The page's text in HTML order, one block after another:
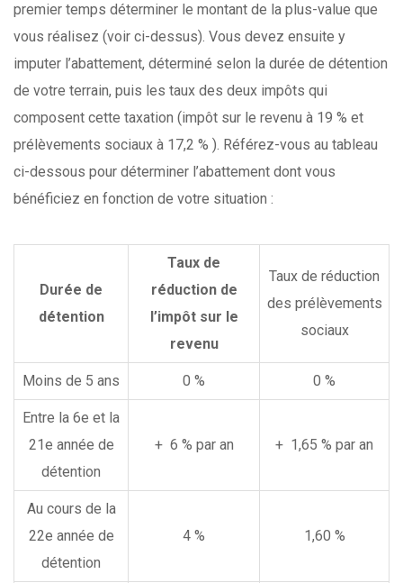
premier temps déterminer le montant de la plus-value que
vous réalisez (voir ci-dessus). Vous devez ensuite y
imputer l’abattement, déterminé selon la durée de détention
de votre terrain, puis les taux des deux impôts qui
composent cette taxation (impôt sur le revenu à 19 % et
prélèvements sociaux à 17,2 % ). Référez-vous au tableau
ci-dessous pour déterminer l’abattement dont vous
bénéficiez en fonction de votre situation :
Durée de
détention
Taux de
réduction de
l’impôt sur le
revenu
Taux de réduction
des prélèvements
sociaux
Moins de 5 ans 0 % 0 %
Entre la 6e et la
21e année de
détention
+ 6 % par an + 1,65 % par an
Au cours de la
22e année de
détention
4 % 1,60 %